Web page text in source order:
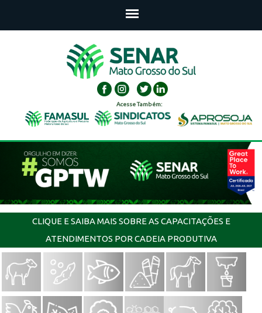
Acesse Também:
CLIQUE E SAIBA MAIS SOBRE AS CAPACITAÇÕES E
ATENDIMENTOS POR CADEIA PRODUTIVA